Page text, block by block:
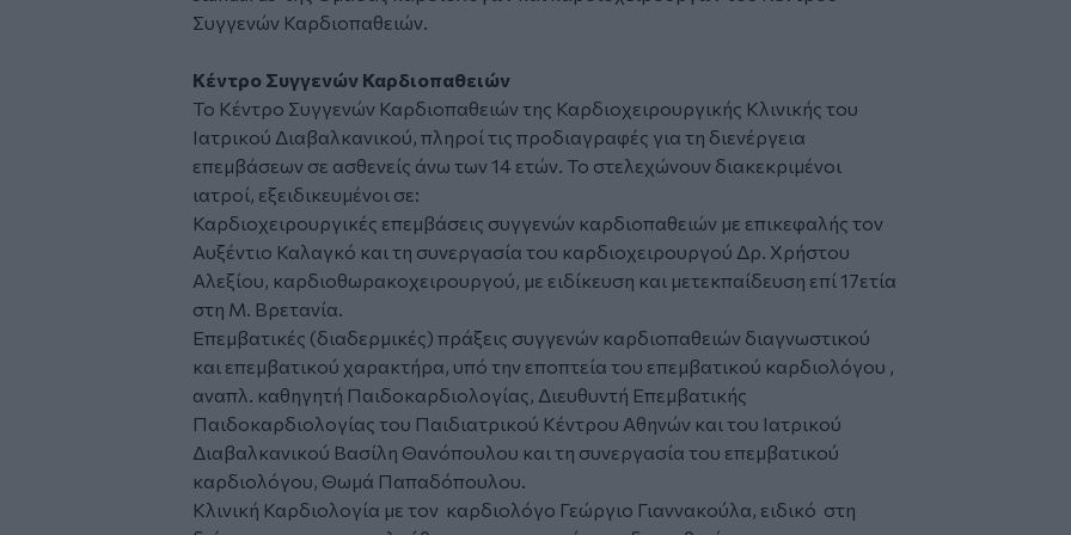
Συγγενών Καρδιοπαθειών.
Κέντρο Συγγενών Καρδιοπαθειών
Το Κέντρο Συγγενών Καρδιοπαθειών της Καρδιοχειρουργικής Κλινικής του
Ιατρικού Διαβαλκανικού, πληροί τις προδιαγραφές για τη διενέργεια
επεμβάσεων σε ασθενείς άνω των 14 ετών. Το στελεχώνουν διακεκριμένοι
ιατροί, εξειδικευμένοι σε:
Καρδιοχειρουργικές επεμβάσεις συγγενών καρδιοπαθειών με επικεφαλής τον
Αυξέντιο Καλαγκό και τη συνεργασία του καρδιοχειρουργού Δρ. Χρήστου
Αλεξίου, καρδιοθωρακοχειρουργού, με ειδίκευση και μετεκπαίδευση επί 17ετία
στη Μ. Βρετανία.
Επεμβατικές (διαδερμικές) πράξεις συγγενών καρδιοπαθειών διαγνωστικού
και επεμβατικού χαρακτήρα, υπό την εποπτεία του επεμβατικού καρδιολόγου ,
αναπλ. καθηγητή Παιδοκαρδιολογίας, Διευθυντή Επεμβατικής
Παιδοκαρδιολογίας του Παιδιατρικού Κέντρου Αθηνών και του Ιατρικού
Διαβαλκανικού Βασίλη Θανόπουλου και τη συνεργασία του επεμβατικού
καρδιολόγου, Θωμά Παπαδόπουλου.
Κλινική Καρδιολογία με τον καρδιολόγο Γεώργιο Γιαννακούλα, ειδικό στη